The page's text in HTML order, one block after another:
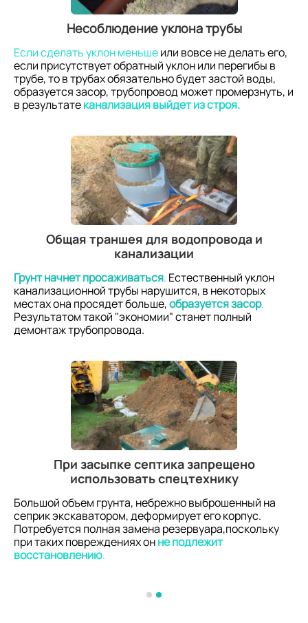
Несоблюдение уклона трубы
Если сделать уклон меньшеили вовсе не делать его,
если присутствует обратный уклон или перегибы в
трубе, то в трубах обязательно будет застой воды,
образуется засор, трубопровод может промерзнуть, и
в результатеканализация выйдет из строя.
Общая траншея для водопровода и
канализации
Грунт начнет просаживаться. Естественный уклон
канализационной трубы нарушится, в некоторых
местах она просядет больше,образуется засор.
Результатом такой "экономии" станет полный
демонтаж трубопровода.
При засыпке септика запрещено
использовать спецтехнику
Большой объем грунта, небрежно выброшенный на
сеприк экскаватором, деформирует его корпус.
Потребуется полная замена резервуара,поскольку
при таких повреждениях онне подлежит
восстановлению.